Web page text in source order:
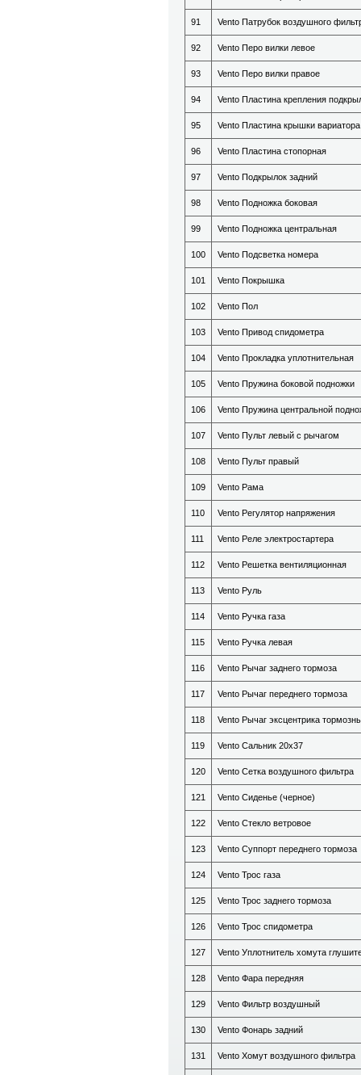
91 Vento Патрубок воздушного
92 Vento Перо вилки левое
93 Vento Перо вилки правое
94 Vento Пластина крепления
95 Vento Пластина крышки вариатора
96 Vento Пластина стопорная
97 Vento Подкрылок задний
98 Vento Подножка боковая
99 Vento Подножка центральная
100 Vento Подсветка номера
101 Vento Покрышка
102 Vento Пол
103 Vento Привод спидометра
104 Vento Прокладка уплотнительная
105 Vento Пружина боковой подножки
106 Vento Пружина центральной
107 Vento Пульт левый с рычагом
108 Vento Пульт правый
109 Vento Рама
110 Vento Регулятор напряжения
111 Vento Реле электростартера
112 Vento Решетка вентиляционная
113 Vento Руль
114 Vento Ручка газа
115 Vento Ручка левая
116 Vento Рычаг заднего тормоза
117 Vento Рычаг переднего тормоза
118 Vento Рычаг эксцентрика
119 Vento Сальник 20х37
120 Vento Сетка воздушного фильтра
121 Vento Сиденье (черное)
122 Vento Стекло ветровое
123 Vento Суппорт переднего тормоза
124 Vento Трос газа
125 Vento Трос заднего тормоза
126 Vento Трос спидометра
127 Vento Уплотнитель хомута
128 Vento Фара передняя
129 Vento Фильтр воздушный
130 Vento Фонарь задний
131 Vento Хомут воздушного фильтра